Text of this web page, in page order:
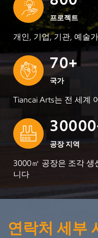
구에 따라 예술 작품과
습니다.7 、 품질 보증 :
기울이고 있으며 각 예
항을 충족 할 수 있도록
하
프로젝트
개인, 기업, 기관, 예술
70+
국가
Tiancai Arts는 전 세계
30000
공장 지역
3000㎡ 공장은 조각
니다
연락처 세부